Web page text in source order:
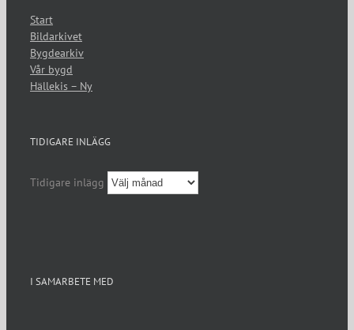
Start
Bildarkivet
Bygdearkiv
Vår bygd
Hällekis – Ny
TIDIGARE INLÄGG
Tidigare inlägg
I SAMARBETE MED